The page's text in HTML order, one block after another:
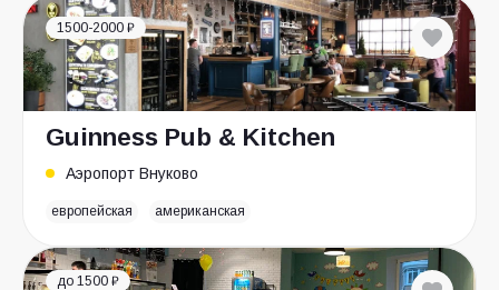
1500-2000 ₽
Guinness Pub & Kitchen
Аэропорт Внуково
европейская американская
до 1500 ₽